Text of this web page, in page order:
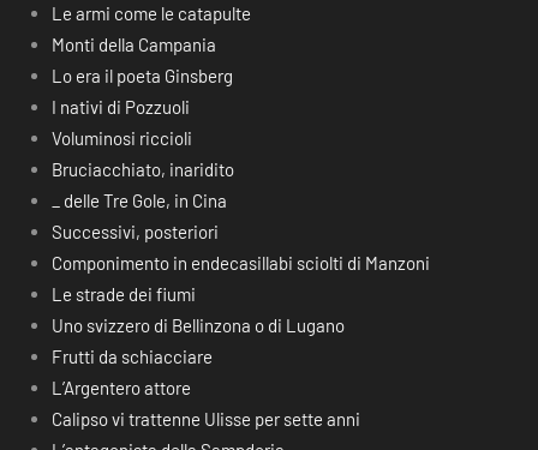
Le armi come le catapulte
Monti della Campania
Lo era il poeta Ginsberg
I nativi di Pozzuoli
Voluminosi riccioli
Bruciacchiato, inaridito
_ delle Tre Gole, in Cina
Successivi, posteriori
Componimento in endecasillabi sciolti di Manzoni
Le strade dei fiumi
Uno svizzero di Bellinzona o di Lugano
Frutti da schiacciare
L’Argentero attore
Calipso vi trattenne Ulisse per sette anni